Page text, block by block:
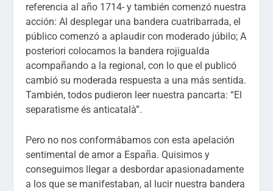
referencia al año 1714- y también comenzó nuestra
acción: Al desplegar una bandera cuatribarrada, el
público comenzó a aplaudir con moderado júbilo; A
posteriori colocamos la bandera rojigualda
acompañando a la regional, con lo que el publicó
cambió su moderada respuesta a una más sentida.
También, todos pudieron leer nuestra pancarta: “El
separatisme és anticatalà”.
Pero no nos conformábamos con esta apelación
sentimental de amor a España. Quisimos y
conseguimos llegar a desbordar apasionadamente
a los que se manifestaban, al lucir nuestra bandera